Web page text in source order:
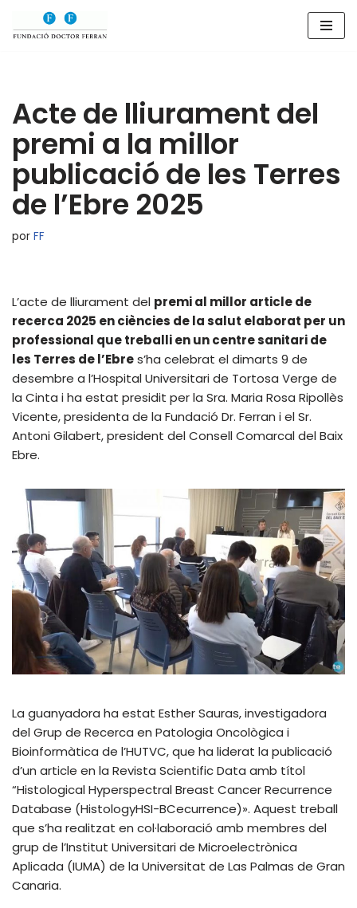
Saltar
Acte de lliurament del
premi a la millor
publicació de les Terres
de l’Ebre 2025
por FF
L’acte de lliurament del premi al millor article de
recerca 2025 en ciències de la salut elaborat per un
professional que treballi en un centre sanitari de
les Terres de l’Ebres’ha celebrat el dimarts 9 de
desembre a l’Hospital Universitari de Tortosa Verge de
la Cinta i ha estat presidit per la Sra. Maria Rosa Ripollès
Vicente, presidenta de la Fundació Dr. Ferran i el Sr.
Antoni Gilabert, president del Consell Comarcal del Baix
Ebre.
La guanyadora ha estat Esther Sauras, investigadora
del Grup de Recerca en Patologia Oncològica i
Bioinformàtica de l’HUTVC, que ha liderat la publicació
d’un article en la Revista Scientific Data amb títol
“Histological Hyperspectral Breast Cancer Recurrence
Database (HistologyHSI-BCecurrence)». Aquest treball
que s’ha realitzat en col·laboració amb membres del
grup de l’Institut Universitari de Microelectrònica
Aplicada (IUMA) de la Universitat de Las Palmas de Gran
Canaria.